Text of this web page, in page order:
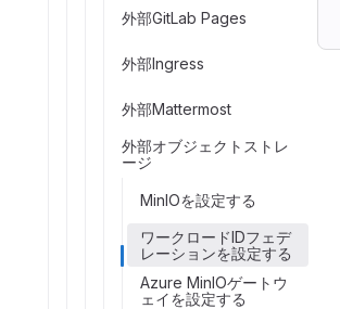
外部GitLab Pages
外部Ingress
外部Mattermost
外部オブジェクトストレ
ージ
MinIOを設定する
ワークロードIDフェデ
レーションを設定する
Azure MinIOゲートウ
ェイを設定する